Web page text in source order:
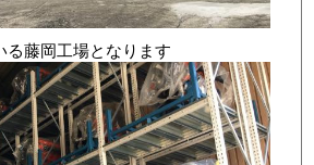
る藤岡工場となります